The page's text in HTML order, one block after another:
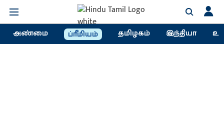
அண்மை ப்ரீமியம் தமிழகம் இந்தியா